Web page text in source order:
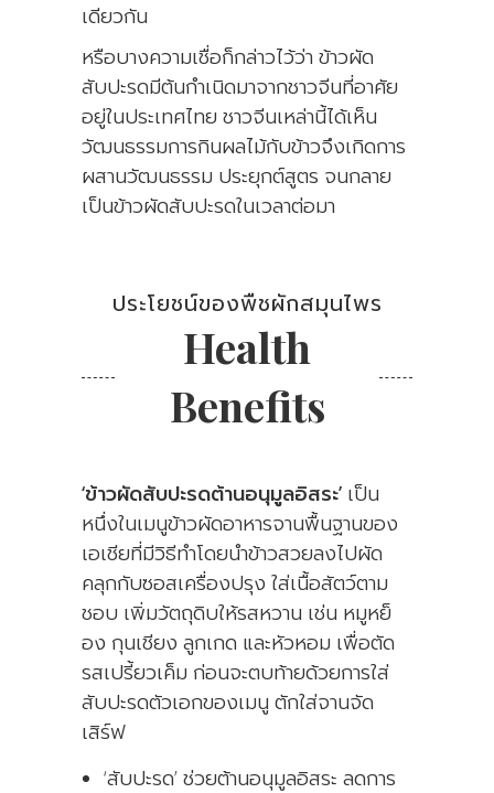
เดียวกัน
หรือบางความเชื่อก็กล่าวไว้ว่า ข้าวผัด
สับปะรดมีต้นกำเนิดมาจากชาวจีนที่อาศัย
อยู่ในประเทศไทย ชาวจีนเหล่านี้ได้เห็น
วัฒนธรรมการกินผลไม้กับข้าวจึงเกิดการ
ผสานวัฒนธรรม ประยุกต์สูตร จนกลาย
เป็นข้าวผัดสับปะรดในเวลาต่อมา
ประโยชน์ของพืชผักสมุนไพร
Health
Benefits
‘ข้าวผัดสับปะรดต้านอนุมูลอิสระ’ เป็น
หนึ่งในเมนูข้าวผัดอาหารจานพื้นฐานของ
เอเชียที่มีวิธีทำโดยนำข้าวสวยลงไปผัด
คลุกกับซอสเครื่องปรุง ใส่เนื้อสัตว์ตาม
ชอบ เพิ่มวัตถุดิบให้รสหวาน เช่น หมูหย็
อง กุนเชียง ลูกเกด และหัวหอม เพื่อตัด
รสเปรี้ยวเค็ม ก่อนจะตบท้ายด้วยการใส่
สับปะรดตัวเอกของเมนู ตักใส่จานจัด
เสิร์ฟ
‘สับปะรด’ ช่วยต้านอนุมูลอิสระ ลดการ